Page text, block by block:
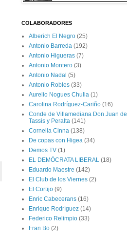
COLABORADORES
Alberich El Negro (25)
Antonio Barreda (192)
Antonio Higueras (7)
Antonio Montero (3)
Antonio Nadal (5)
Antonio Robles (33)
Aurelio Nogues Chulia (1)
Carolina Rodríguez-Cariño (16)
Conde de Villamediana Don Juan de
Tassis y Peralta (141)
Cornelia Cinna (138)
De copas con Higea (34)
Demos TV (1)
EL DEMÓCRATA LIBERAL (18)
Eduardo Maestre (142)
El Club de los Viernes (2)
El Cortijo (9)
Enric Cabecerans (16)
Enrique Rodríguez (14)
Federico Relimpio (33)
Fran Bo (2)